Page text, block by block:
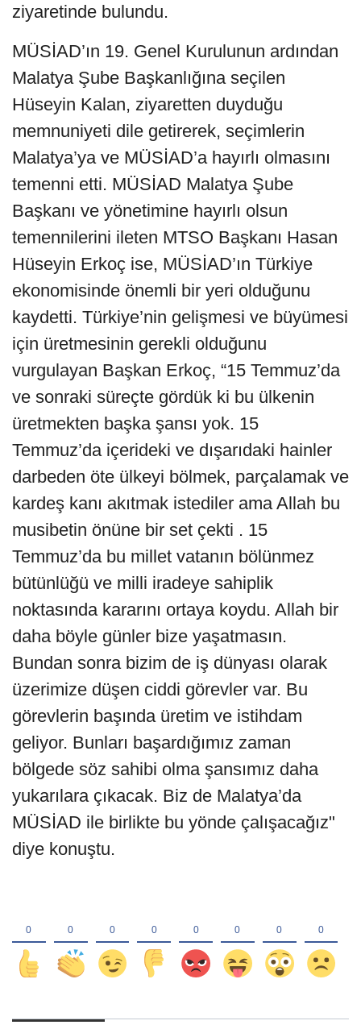
ziyaretinde bulundu.
MÜSİAD’ın 19. Genel Kurulunun ardından
Malatya Şube Başkanlığına seçilen
Hüseyin Kalan, ziyaretten duyduğu
memnuniyeti dile getirerek, seçimlerin
Malatya’ya ve MÜSİAD’a hayırlı olmasını
temenni etti. MÜSİAD Malatya Şube
Başkanı ve yönetimine hayırlı olsun
temennilerini ileten MTSO Başkanı Hasan
Hüseyin Erkoç ise, MÜSİAD’ın Türkiye
ekonomisinde önemli bir yeri olduğunu
kaydetti. Türkiye’nin gelişmesi ve büyümesi
için üretmesinin gerekli olduğunu
vurgulayan Başkan Erkoç, “15 Temmuz’da
ve sonraki süreçte gördük ki bu ülkenin
üretmekten başka şansı yok. 15
Temmuz’da içerideki ve dışarıdaki hainler
darbeden öte ülkeyi bölmek, parçalamak ve
kardeş kanı akıtmak istediler ama Allah bu
musibetin önüne bir set çekti . 15
Temmuz’da bu millet vatanın bölünmez
bütünlüğü ve milli iradeye sahiplik
noktasında kararını ortaya koydu. Allah bir
daha böyle günler bize yaşatmasın.
Bundan sonra bizim de iş dünyası olarak
üzerimize düşen ciddi görevler var. Bu
görevlerin başında üretim ve istihdam
geliyor. Bunları başardığımız zaman
bölgede söz sahibi olma şansımız daha
yukarılara çıkacak. Biz de Malatya’da
MÜSİAD ile birlikte bu yönde çalışacağız"
diye konuştu.